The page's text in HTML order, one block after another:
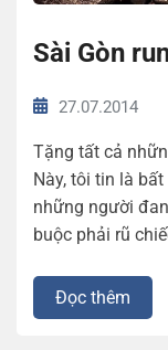
Sài Gòn
27.07.2014
Tặng tất cả
Này, tôi tin là
những người
buộc phải rũ
Đọc thêm